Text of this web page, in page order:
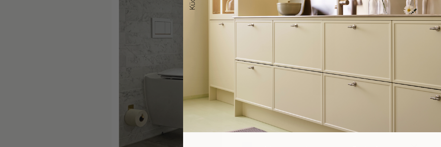
WOULD YOU RATHER VISIT?